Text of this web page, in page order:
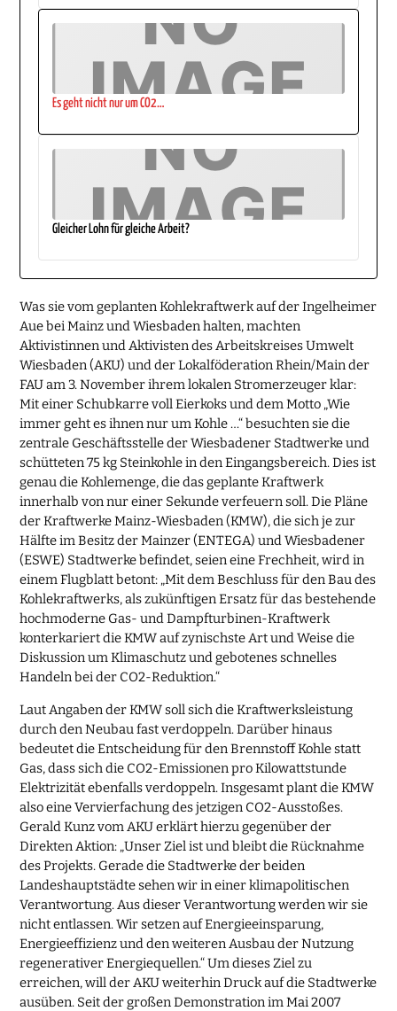
Es geht nicht nur um CO2…
Gleicher Lohn für gleiche Arbeit?
Was sie vom geplanten Kohlekraftwerk auf der Ingelheimer
Aue bei Mainz und Wiesbaden halten, machten
Aktivistinnen und Aktivisten des Arbeitskreises Umwelt
Wiesbaden (AKU) und der Lokalföderation Rhein/Main der
FAU am 3. November ihrem lokalen Stromerzeuger klar:
Mit einer Schubkarre voll Eierkoks und dem Motto „Wie
immer geht es ihnen nur um Kohle …“ besuchten sie die
zentrale Geschäftsstelle der Wiesbadener Stadtwerke und
schütteten 75 kg Steinkohle in den Eingangsbereich. Dies ist
genau die Kohlemenge, die das geplante Kraftwerk
innerhalb von nur einer Sekunde verfeuern soll. Die Pläne
der Kraftwerke Mainz-Wiesbaden (KMW), die sich je zur
Hälfte im Besitz der Mainzer (ENTEGA) und Wiesbadener
(ESWE) Stadtwerke befindet, seien eine Frechheit, wird in
einem Flugblatt betont: „Mit dem Beschluss für den Bau des
Kohlekraftwerks, als zukünftigen Ersatz für das bestehende
hochmoderne Gas- und Dampfturbinen-Kraftwerk
konterkariert die KMW auf zynischste Art und Weise die
Diskussion um Klimaschutz und gebotenes schnelles
Handeln bei der CO2-Reduktion.“
Laut Angaben der KMW soll sich die Kraftwerksleistung
durch den Neubau fast verdoppeln. Darüber hinaus
bedeutet die Entscheidung für den Brennstoff Kohle statt
Gas, dass sich die CO2-Emissionen pro Kilowattstunde
Elektrizität ebenfalls verdoppeln. Insgesamt plant die KMW
also eine Vervierfachung des jetzigen CO2-Ausstoßes.
Gerald Kunz vom AKU erklärt hierzu gegenüber der
Direkten Aktion: „Unser Ziel ist und bleibt die Rücknahme
des Projekts. Gerade die Stadtwerke der beiden
Landeshauptstädte sehen wir in einer klimapolitischen
Verantwortung. Aus dieser Verantwortung werden wir sie
nicht entlassen. Wir setzen auf Energieeinsparung,
Energieeffizienz und den weiteren Ausbau der Nutzung
regenerativer Energiequellen.“ Um dieses Ziel zu
erreichen, will der AKU weiterhin Druck auf die Stadtwerke
ausüben. Seit der großen Demonstration im Mai 2007